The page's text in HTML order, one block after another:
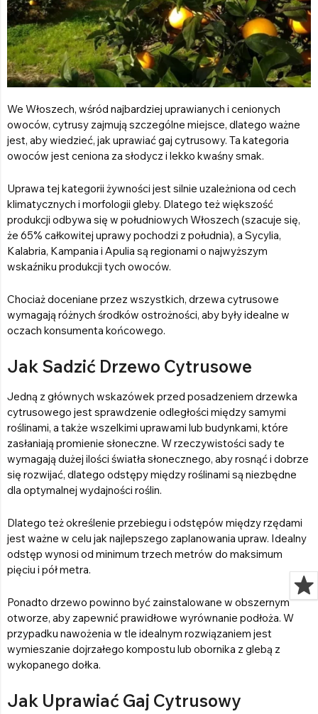
We Włoszech, wśród najbardziej uprawianych i cenionych
owoców, cytrusy zajmują szczególne miejsce, dlatego ważne
jest, aby wiedzieć, jak uprawiać gaj cytrusowy. Ta kategoria
owoców jest ceniona za słodycz i lekko kwaśny smak.
Uprawa tej kategorii żywności jest silnie uzależniona od cech
klimatycznych i morfologii gleby. Dlatego też większość
produkcji odbywa się w południowych Włoszech (szacuje się,
że 65% całkowitej uprawy pochodzi z południa), a Sycylia,
Kalabria, Kampania i Apulia są regionami o najwyższym
wskaźniku produkcji tych owoców.
Chociaż doceniane przez wszystkich, drzewa cytrusowe
wymagają różnych środków ostrożności, aby były idealne w
oczach konsumenta końcowego.
Jak Sadzić Drzewo Cytrusowe
Jedną z głównych wskazówek przed posadzeniem drzewka
cytrusowego jest sprawdzenie odległości między samymi
roślinami, a także wszelkimi uprawami lub budynkami, które
zasłaniają promienie słoneczne. W rzeczywistości sady te
wymagają dużej ilości światła słonecznego, aby rosnąć i dobrze
się rozwijać, dlatego odstępy między roślinami są niezbędne
dla optymalnej wydajności roślin.
Dlatego też określenie przebiegu i odstępów między rzędami
jest ważne w celu jak najlepszego zaplanowania upraw. Idealny
odstęp wynosi od minimum trzech metrów do maksimum
pięciu i pół metra.
Ponadto drzewo powinno być zainstalowane w obszernym
otworze, aby zapewnić prawidłowe wyrównanie podłoża. W
przypadku nawożenia w tle idealnym rozwiązaniem jest
wymieszanie dojrzałego kompostu lub obornika z glebą z
wykopanego dołka.
Jak Uprawiać Gaj Cytrusowy